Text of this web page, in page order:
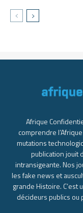
Afrique
comprendre
mutations
publication jouit
intransigeante. Nos
les fake news et
grande Histoire.
décideurs publics